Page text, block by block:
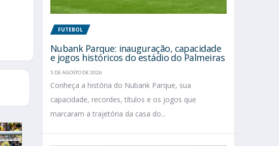
FUTEBOL
Nubank Parque: inauguração, capacidade
e jogos históricos do estádio do Palmeiras
5 DE AGOSTO DE 2026
Conheça a história do Nubank Parque, sua
capacidade, recordes, títulos e os jogos que
marcaram a trajetória da casa do...